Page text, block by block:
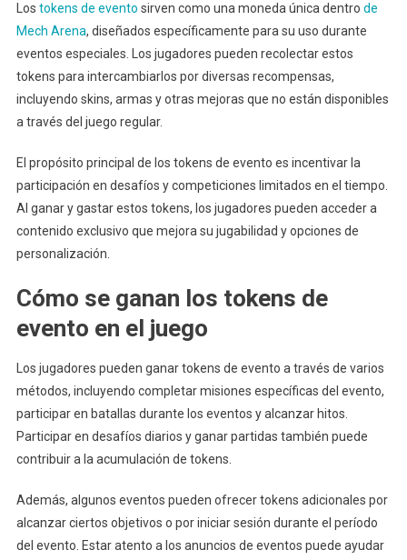
Los tokens de evento sirven como una moneda única dentro de
Mech Arena, diseñados específicamente para su uso durante
eventos especiales. Los jugadores pueden recolectar estos
tokens para intercambiarlos por diversas recompensas,
incluyendo skins, armas y otras mejoras que no están disponibles
a través del juego regular.
El propósito principal de los tokens de evento es incentivar la
participación en desafíos y competiciones limitados en el tiempo.
Al ganar y gastar estos tokens, los jugadores pueden acceder a
contenido exclusivo que mejora su jugabilidad y opciones de
personalización.
Cómo se ganan los tokens de
evento en el juego
Los jugadores pueden ganar tokens de evento a través de varios
métodos, incluyendo completar misiones específicas del evento,
participar en batallas durante los eventos y alcanzar hitos.
Participar en desafíos diarios y ganar partidas también puede
contribuir a la acumulación de tokens.
Además, algunos eventos pueden ofrecer tokens adicionales por
alcanzar ciertos objetivos o por iniciar sesión durante el período
del evento. Estar atento a los anuncios de eventos puede ayudar